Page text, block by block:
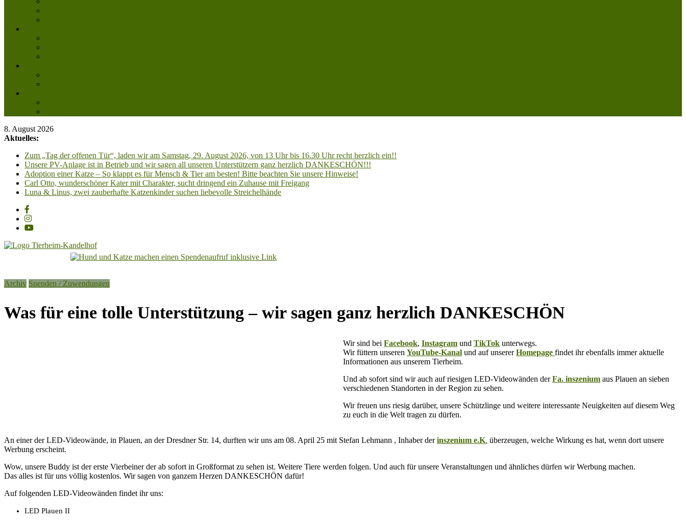
8. August 2026
Aktuelles:
Zum „Tag der offenen Tür“, laden wir am Samstag, 29. August 2026, von 13 Uhr bis 16.30 Uhr recht herzlich ein!!
Unsere PV-Anlage ist in Betrieb und wir sagen all unseren Unterstützern ganz herzlich DANKESCHÖN!!!
Adoption einer Katze – So klappt es für Mensch & Tier am besten! Bitte beachten Sie unsere Hinweise!
Carl Otto, wunderschöner Kater mit Charakter, sucht dringend ein Zuhause mit Freigang
Luna & Linus, zwei zauberhafte Katzenkinder suchen liebevolle Streichelhände
Tiere
Archiv Spenden / Zuwendungen
Was für eine tolle Unterstützung – wir sagen ganz herzlich DANKESCHÖN
Wir sind bei Facebook, Instagram und TikTok unterwegs.
Wir füttern unseren YouTube-Kanal und auf unsererHomepage findet ihr ebenfalls immer aktuelle
Informationen aus unserem Tierheim.
Und ab sofort sind wir auch auf riesigen LED-Videowänden derFa. inszenium aus Plauen an sieben
verschiedenen Standorten in der Region zu sehen.
Wir freuen uns riesig darüber, unsere Schützlinge und weitere interessante Neuigkeiten auf diesem Weg
zu euch in die Welt tragen zu dürfen.
An einer der LED-Videowände, in Plauen, an der Dresdner Str. 14, durften wir uns am 08. April 25 mit Stefan Lehmann , Inhaber derinszenium e.K. überzeugen, welche Wirkung es hat, wenn dort unsere
Werbung erscheint.
Wow, unsere Buddy ist der erste Vierbeiner der ab sofort in Großformat zu sehen ist. Weitere Tiere werden folgen. Und auch für unsere Veranstaltungen und ähnliches dürfen wir Werbung machen.
Das alles ist für uns völlig kostenlos. Wir sagen von ganzem Herzen DANKESCHÖN dafür!
Auf folgenden LED-Videowänden findet ihr uns:
LED Plauen II